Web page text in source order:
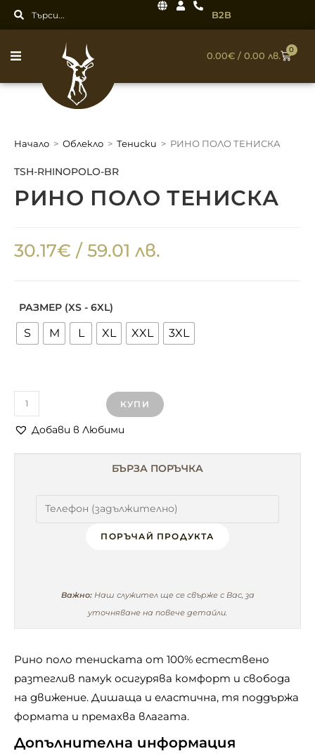
B2B
0.00€/ 0.00 лв.
0
Начало > Облекло > Тениски > РИНО ПОЛО ТЕНИСКА
TSH-RHINOPOLO-BR
РИНО ПОЛО ТЕНИСКА
30.17€ / 59.01 лв.
РАЗМЕР (XS - 6XL)
S M L XL XXL 3XL
КУПИ
Добави в Любими
БЪРЗА ПОРЪЧКА
ПОРЪЧАЙ ПРОДУКТА
Важно:Наш служител ще се свърже с Вас, за
уточняване на повече детайли.
Рино поло тениската от 100% естествено
разтеглив памук осигурява комфорт и свобода
на движение. Дишаща и еластична, тя поддържа
формата и премахва влагата.
Допълнителна информация